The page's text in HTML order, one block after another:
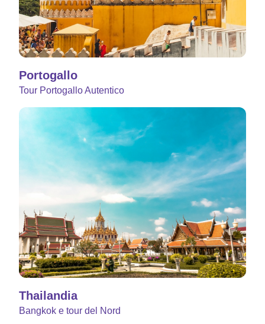
Portogallo
Tour Portogallo Autentico
Thailandia
Bangkok e tour del Nord